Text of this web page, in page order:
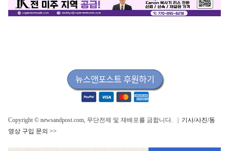
Copyright © newsandpost.com, 무단전제 및 재배포를 금합니다. | 기사/사진/동
영상 구입 문의 >>